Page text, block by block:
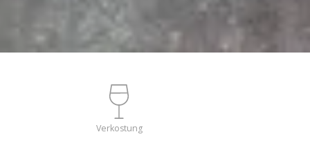
Verkostung